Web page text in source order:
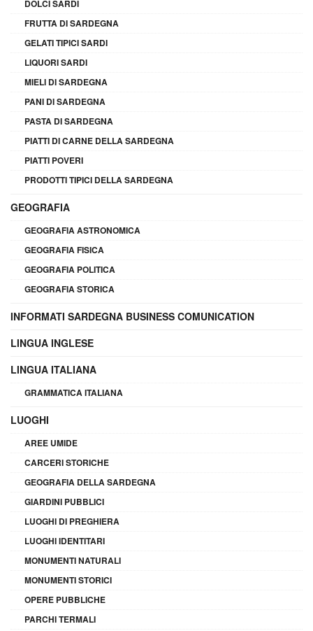
DOLCI SARDI
FRUTTA DI SARDEGNA
GELATI TIPICI SARDI
LIQUORI SARDI
MIELI DI SARDEGNA
PANI DI SARDEGNA
PASTA DI SARDEGNA
PIATTI DI CARNE DELLA SARDEGNA
PIATTI POVERI
PRODOTTI TIPICI DELLA SARDEGNA
GEOGRAFIA
GEOGRAFIA ASTRONOMICA
GEOGRAFIA FISICA
GEOGRAFIA POLITICA
GEOGRAFIA STORICA
INFORMATI SARDEGNA BUSINESS COMUNICATION
LINGUA INGLESE
LINGUA ITALIANA
GRAMMATICA ITALIANA
LUOGHI
AREE UMIDE
CARCERI STORICHE
GEOGRAFIA DELLA SARDEGNA
GIARDINI PUBBLICI
LUOGHI DI PREGHIERA
LUOGHI IDENTITARI
MONUMENTI NATURALI
MONUMENTI STORICI
OPERE PUBBLICHE
PARCHI TERMALI